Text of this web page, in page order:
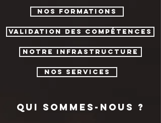
Nos formations
validation des compétences
Notre infrastructure
nos services
Qui sommes-nous ?